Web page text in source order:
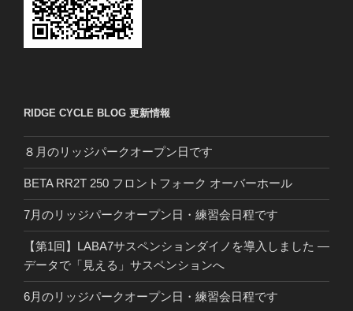
RIDGE CYCLE BLOG 更新情報
８月のリッジパークオープン日です
BETA RR2T 250 フロントフォーク オーバーホール
7月のリッジパークオープン日・練習会日程です
【第1回】LABA7サスペンションダイノを導入しました ―
データで「見える」サスペンションへ
6月のリッジパークオープン日・練習会日程です